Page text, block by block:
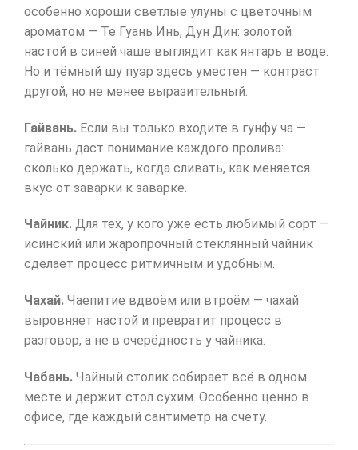
особенно хороши светлые улуны с цветочным
ароматом — Те Гуань Инь, Дун Дин: золотой
настой в синей чаше выглядит как янтарь в воде.
Но и тёмный шу пуэр здесь уместен — контраст
другой, но не менее выразительный.
Гайвань. Если вы только входите в гунфу ча —
гайвань даст понимание каждого пролива:
сколько держать, когда сливать, как меняется
вкус от заварки к заварке.
Чайник. Для тех, у кого уже есть любимый сорт —
исинский или жаропрочный стеклянный чайник
сделает процесс ритмичным и удобным.
Чахай. Чаепитие вдвоём или втроём — чахай
выровняет настой и превратит процесс в
разговор, а не в очерёдность у чайника.
Чабань. Чайный столик собирает всё в одном
месте и держит стол сухим. Особенно ценно в
офисе, где каждый сантиметр на счету.